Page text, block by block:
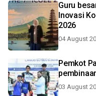
Guru
Inovasi
2026
04 August
Pemkot
03 August